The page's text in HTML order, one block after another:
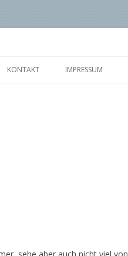
Inhalt
KONTAKT IMPRESSUM